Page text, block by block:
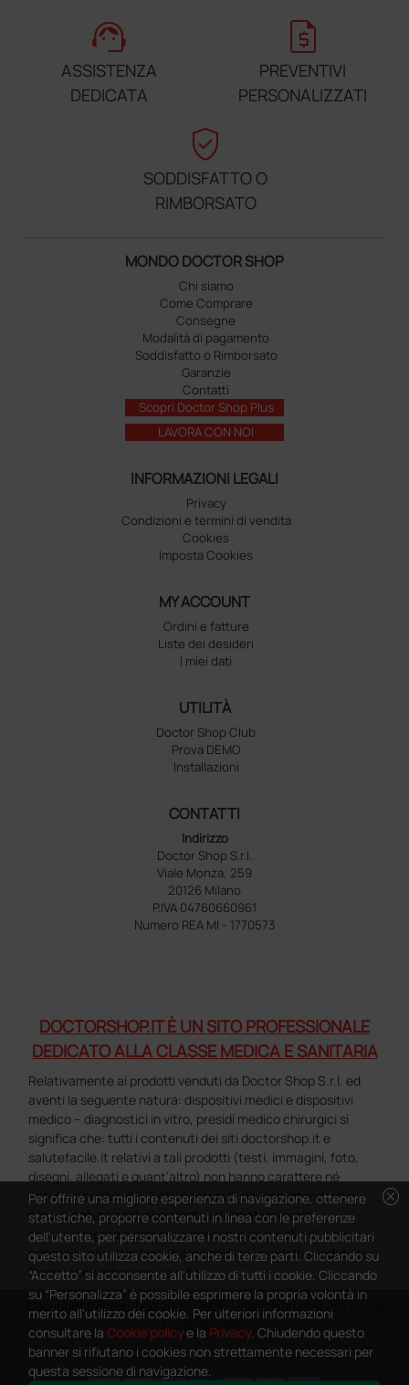
support_agent
ASSISTENZA
DEDICATA
request_quote
PREVENTIVI
PERSONALIZZATI
verified_user
SODDISFATTO O
RIMBORSATO
MONDO DOCTOR SHOP
Chi siamo
Come Comprare
Consegne
Modalità di pagamento
Soddisfatto o Rimborsato
Garanzie
Contatti
Scopri Doctor Shop Plus
LAVORA CON NOI
INFORMAZIONI LEGALI
Privacy
Condizioni e termini di vendita
Cookies
Imposta Cookies
MY ACCOUNT
Ordini e fatture
Liste dei desideri
I miei dati
UTILITÀ
Doctor Shop Club
Prova DEMO
Installazioni
CONTATTI
Indirizzo
Doctor Shop S.r.l.
Viale Monza, 259
20126 Milano
P.IVA 04760660961
Numero REA MI - 1770573
DOCTORSHOP.IT È UN SITO PROFESSIONALE
DEDICATO ALLA CLASSE MEDICA E SANITARIA
Relativamente ai prodotti venduti da Doctor Shop S.r.l. ed
aventi la seguente natura: dispositivi medici e dispositivi
medico – diagnostici in vitro, presidi medico chirurgici si
significa che: tutti i contenuti dei siti doctorshop.it e
salutefacile.it relativi a tali prodotti (testi, immagini, foto,
disegni, allegati e quant’altro) non hanno carattere né
natura di pubblicità. Tutti i contenuti devono intendersi e
sono di natura esclusivamente informativa e volti
esclusivamente a portare a conoscenza dei clienti e dei
potenziali clienti in fase di preacquisto i prodotti venduti da
Doctorshop attraverso la rete.
Copyright DoctorShop 2005-2026 - Tutti diritti riservati - P.IVA
04760660961
cancel
Per offrire una migliore esperienza di navigazione, ottenere
statistiche, proporre contenuti in linea con le preferenze
dell'utente, per personalizzare i nostri contenuti pubblicitari
questo sito utilizza cookie, anche di terze parti. Cliccando su
“Accetto” si acconsente all'utilizzo di tutti i cookie. Cliccando
su “Personalizza” è possibile esprimere la propria volontà in
merito all'utilizzo dei cookie. Per ulteriori informazioni
consultare la Cookie policye la Privacy. Chiudendo questo
banner si rifiutano i cookies non strettamente necessari per
questa sessione di navigazione.